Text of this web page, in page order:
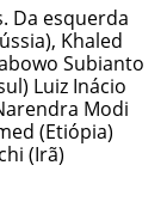
Da esquerda
Khaled
Subianto
Luiz Inácio
Modi
(Etiópia)
(Irã)